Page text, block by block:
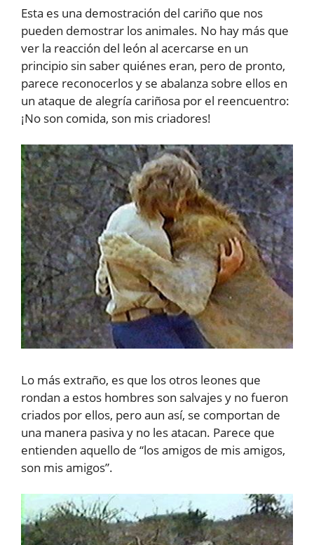
Esta es una demostración del cariño que nos
pueden demostrar los animales. No hay más que
ver la reacción del león al acercarse en un
principio sin saber quiénes eran, pero de pronto,
parece reconocerlos y se abalanza sobre ellos en
un ataque de alegría cariñosa por el reencuentro:
¡No son comida, son mis criadores!
Lo más extraño, es que los otros leones que
rondan a estos hombres son salvajes y no fueron
criados por ellos, pero aun así, se comportan de
una manera pasiva y no les atacan. Parece que
entienden aquello de “los amigos de mis amigos,
son mis amigos”.